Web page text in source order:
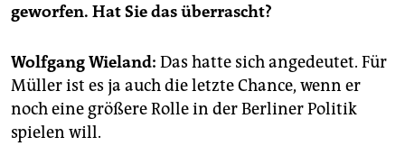
abo
epaper login
geworfen. Hat Sie das überrascht?
Wolfgang Wieland: Das hatte sich angedeutet. Für
Müller ist es ja auch die letzte Chance, wenn er
noch eine größere Rolle in der Berliner Politik
spielen will.